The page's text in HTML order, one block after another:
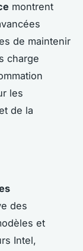
montrent
de maintenir
charge
les
de la
des
et
Intel,